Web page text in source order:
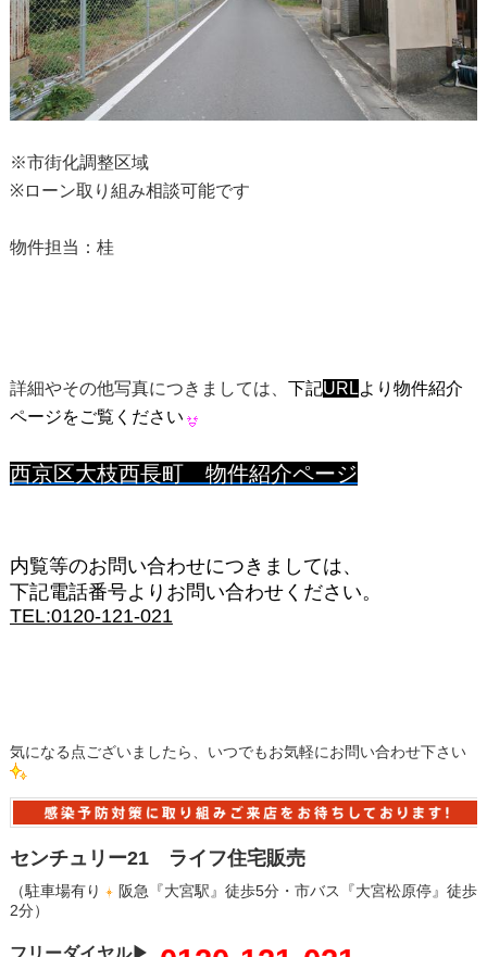
※市街化調整区域
※ローン取り組み相談可能です
物件担当：桂
詳細やその他写真につきましては、 下記URLより物件紹介
ページをご覧ください
西京区大枝西長町 物件紹介ページ
内覧等のお問い合わせにつきましては、
下記電話番号よりお問い合わせください。
TEL:0120-121-021
気になる点ございましたら、いつでもお気軽にお問い合わせ下さい
センチュリー21 ライフ住宅販売
（駐車場有り
阪急『大宮駅』徒歩5分・市バス『大宮松原停』徒歩
2分）